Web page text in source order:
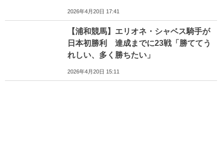
2026年4月20日 17:41
【浦和競馬】エリオネ・シャベス騎手が
日本初勝利 達成までに23戦「勝ててう
れしい、多く勝ちたい」
2026年4月20日 15:11